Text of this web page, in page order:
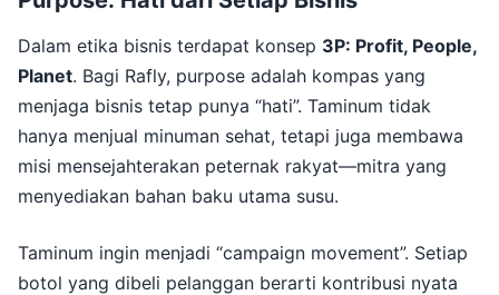
Dalam etika bisnis terdapat konsep 3P: Profit, People,
Planet. Bagi Rafly, purpose adalah kompas yang
menjaga bisnis tetap punya “hati”. Taminum tidak
hanya menjual minuman sehat, tetapi juga membawa
misi mensejahterakan peternak rakyat—mitra yang
menyediakan bahan baku utama susu.
Taminum ingin menjadi “campaign movement”. Setiap
botol yang dibeli pelanggan berarti kontribusi nyata